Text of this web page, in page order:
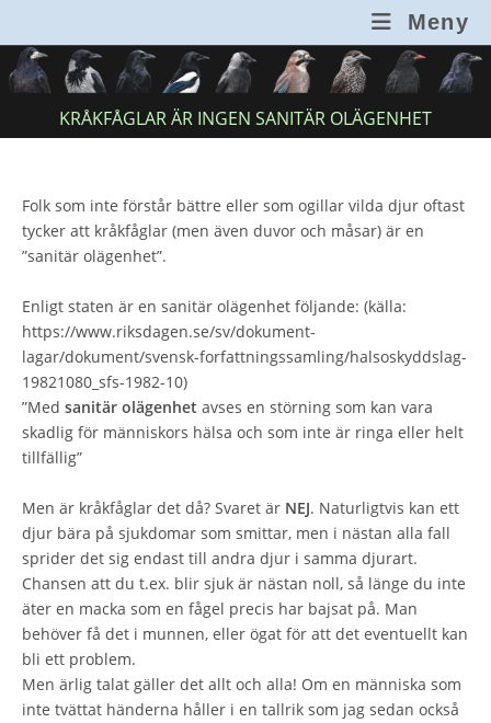
innehållet
Meny
KRÅKFÅGLAR ÄR INGEN SANITÄR OLÄGENHET
Folk som inte förstår bättre eller som ogillar vilda djur oftast
tycker att kråkfåglar (men även duvor och måsar) är en
”sanitär olägenhet”.
Enligt staten är en sanitär olägenhet följande: (källa:
https://www.riksdagen.se/sv/dokument-
lagar/dokument/svensk-forfattningssamling/halsoskyddslag-
19821080_sfs-1982-10)
”Med sanitär olägenhet avses en störning som kan vara
skadlig för människors hälsa och som inte är ringa eller helt
tillfällig”
Men är kråkfåglar det då? Svaret är NEJ. Naturligtvis kan ett
djur bära på sjukdomar som smittar, men i nästan alla fall
sprider det sig endast till andra djur i samma djurart.
Chansen att du t.ex. blir sjuk är nästan noll, så länge du inte
äter en macka som en fågel precis har bajsat på. Man
behöver få det i munnen, eller ögat för att det eventuellt kan
bli ett problem.
Men ärlig talat gäller det allt och alla! Om en människa som
inte tvättat händerna håller i en tallrik som jag sedan också